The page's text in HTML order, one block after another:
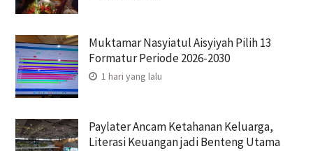
Muktamar Nasyiatul Aisyiyah Pilih 13
Formatur Periode 2026-2030
1 hari yang lalu
Paylater Ancam Ketahanan Keluarga,
Literasi Keuangan jadi Benteng Utama